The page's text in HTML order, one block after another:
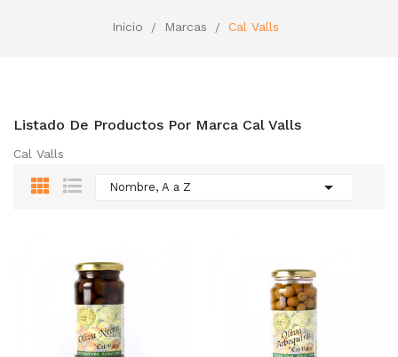
Inicio Marcas Cal Valls
Listado De Productos Por Marca Cal Valls
Cal Valls
Nombre, A a Z 